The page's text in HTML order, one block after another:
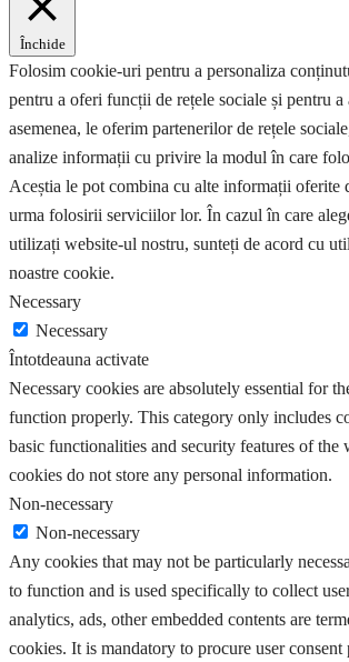
Închide
Folosim cookie-uri pentru a personaliza
pentru a oferi funcții de rețele sociale și pentru
asemenea, le oferim partenerilor de rețele
analize informații cu privire la modul în care
Aceștia le pot combina cu alte informații oferite
urma folosirii serviciilor lor. În cazul în care
utilizați website-ul nostru, sunteți de acord cu
noastre cookie.
Necessary
Necessary
Întotdeauna activate
Necessary cookies are absolutely essential for
function properly. This category only includes
basic functionalities and security features of the
cookies do not store any personal information.
Non-necessary
Non-necessary
Any cookies that may not be particularly
to function and is used specifically to collect
analytics, ads, other embedded contents are
cookies. It is mandatory to procure user